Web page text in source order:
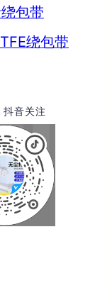
包带
绕包带
抖音关注